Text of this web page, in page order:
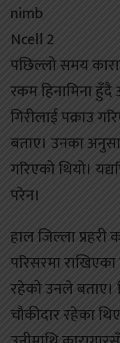
nimb
Ncell 2
पछिल्लो समय
रकम हिनामिना
गिरीलाई पक्राउ
बताए। उनका
गरिएको थियो।
परेन।
हाल जिल्ला प्रहरी
परिसरमा
रहेको उनले बताए।
चौकीदार रहेका